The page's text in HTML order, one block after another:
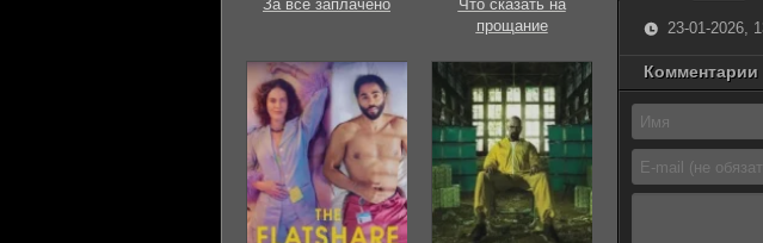
23-01-2026,
Комментарии
За все заплачено
Что сказать на
прощание